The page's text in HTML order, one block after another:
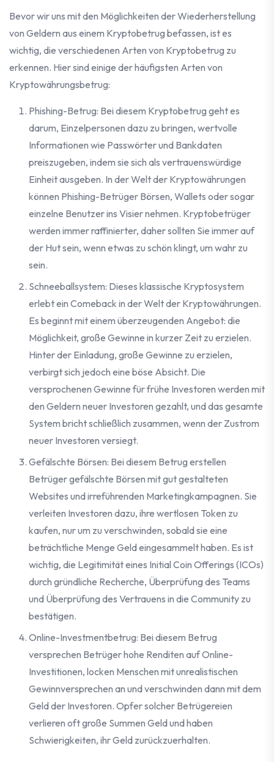
Bevor wir uns mit den Möglichkeiten der Wiederherstellung
von Geldern aus einem Kryptobetrug befassen, ist es
wichtig, die verschiedenen Arten von Kryptobetrug zu
erkennen. Hier sind einige der häufigsten Arten von
Kryptowährungsbetrug:
Phishing-Betrug: Bei diesem Kryptobetrug geht es
darum, Einzelpersonen dazu zu bringen, wertvolle
Informationen wie Passwörter und Bankdaten
preiszugeben, indem sie sich als vertrauenswürdige
Einheit ausgeben. In der Welt der Kryptowährungen
können Phishing-Betrüger Börsen, Wallets oder sogar
einzelne Benutzer ins Visier nehmen. Kryptobetrüger
werden immer raffinierter, daher sollten Sie immer auf
der Hut sein, wenn etwas zu schön klingt, um wahr zu
sein.
Schneeballsystem: Dieses klassische Kryptosystem
erlebt ein Comeback in der Welt der Kryptowährungen.
Es beginnt mit einem überzeugenden Angebot: die
Möglichkeit, große Gewinne in kurzer Zeit zu erzielen.
Hinter der Einladung, große Gewinne zu erzielen,
verbirgt sich jedoch eine böse Absicht. Die
versprochenen Gewinne für frühe Investoren werden mit
den Geldern neuer Investoren gezahlt, und das gesamte
System bricht schließlich zusammen, wenn der Zustrom
neuer Investoren versiegt.
Gefälschte Börsen: Bei diesem Betrug erstellen
Betrüger gefälschte Börsen mit gut gestalteten
Websites und irreführenden Marketingkampagnen. Sie
verleiten Investoren dazu, ihre wertlosen Token zu
kaufen, nur um zu verschwinden, sobald sie eine
beträchtliche Menge Geld eingesammelt haben. Es ist
wichtig, die Legitimität eines Initial Coin Offerings (ICOs)
durch gründliche Recherche, Überprüfung des Teams
und Überprüfung des Vertrauens in die Community zu
bestätigen.
Online-Investmentbetrug: Bei diesem Betrug
versprechen Betrüger hohe Renditen auf Online-
Investitionen, locken Menschen mit unrealistischen
Gewinnversprechen an und verschwinden dann mit dem
Geld der Investoren. Opfer solcher Betrügereien
verlieren oft große Summen Geld und haben
Schwierigkeiten, ihr Geld zurückzuerhalten.